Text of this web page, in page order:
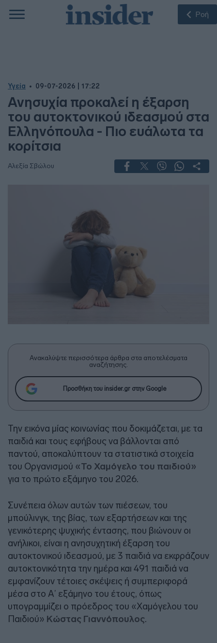
Ροή
Υγεία 09-07-2026 | 17:22
Ανησυχία προκαλεί η έξαρση
του αυτοκτονικού ιδεασμού στα
Ελληνόπουλα - Πιο ευάλωτα τα
κορίτσια
Αλεξία Σβώλου
Ανακαλύψτε περισσότερα άρθρα στα αποτελέσματα
αναζήτησης.
Προσθήκη του insider.gr στην Google
Την εικόνα μίας κοινωνίας που δοκιμάζεται, με τα
παιδιά και τους εφήβους να βάλλονται από
παντού, αποκαλύπτουν τα στατιστικά στοιχεία
του Οργανισμού «Το Χαμόγελο του παιδιού»
για το πρώτο εξάμηνο του 2026.
Συνέπεια όλων αυτών των πιέσεων, του
μπούλινγκ, της βίας, των εξαρτήσεων και της
γενικότερης ψυχικής έντασης, που βιώνουν οι
ανήλικοι, είναι η ανησυχητική έξαρση του
αυτοκτονικού ιδεασμού, με 3 παιδιά να εκφράζουν
αυτοκτονικότητα την ημέρα και 491 παιδιά να
εμφανίζουν τέτοιες σκέψεις ή συμπεριφορά
μέσα στο Α’ εξάμηνο του έτους, όπως
υπογραμμίζει ο πρόεδρος του «Χαμόγελου του
Παιδιού» Κώστας Γιαννόπουλος.